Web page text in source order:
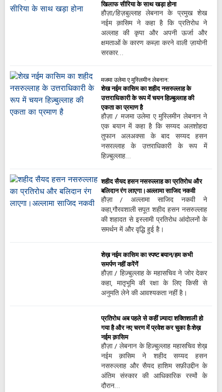
खिलाफ सीरिया के साथ खड़ा होना
हौज़ा/हिज़बुल्लाह लेबनान के प्रमुख शेख
नईम क़ासिम ने कहा है कि प्रतिरोध ने
अल्लाह की कृपा और अपनी ऊर्जा और
क्षमताओं के कारण कब्ज़ा करने वाली ज़ायोनी
सरकार…
मजमा उलेमा ए मुस्लिमीन लेबनान:
शेख नईम कासिम का शहीद नसरुल्लाह के
उत्तराधिकारी के रूप में चयन हिज़्बुल्लाह की
एकता का प्रमाण है
हौज़ा / मजमा उलेमा ए मुस्लिमीन लेबनान ने
एक बयान में कहा है कि सय्यद अलशोहदा
तुफान अलअक्सा के बाद सय्यद हसन
नसरल्लाह के उत्तराधिकारी के रूप में
हिज़्बुल्लाह…
शहीद सैयद हसन नसरुल्लाह का प्रतिरोध और
बलिदान रंग लाएगा।अल्लामा साजिद नकवी
हौज़ा / अल्लामा साजिद नकवी ने
कहा,गौरवशाली सपूत शहीद हसन नसरुल्लाह
की शहादत से इस्लामी प्रतिरोध आंदोलनों के
समर्थन में और वृद्धि हुई है।
शेख़ नईम कासिम का स्पष्ट बयान/हम कभी
समर्पण नहीं करेंगें
हौज़ा / हिज़्बुल्लाह के महासचिव ने जोर देकर
कहा, मातृभूमि की रक्षा के लिए किसी से
अनुमति लेने की आवश्यकता नहीं है।
प्रतिरोध अब पहले से कहीं ज़्यादा शक्तिशाली हो
गया है और नए चरण में प्रवेश कर चुका हैःशेख़
नईम क़ासिम
हौज़ा / लेबनान के हिज़्बुल्लाह महासचिव शेख़
नईम क़ासिम ने शहीद सय्यद हसन
नसरुल्लाह और सैयद हाशिम सफ़ीउद्दीन के
अंतिम संस्कार की आधिकारिक रस्मों के
दौरान…